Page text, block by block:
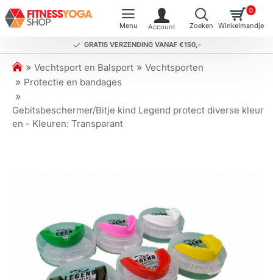
GRATIS VERZENDING VANAF €150,-
0
h
o
e
Vechtsport en Balsport
Vechtsporten
Protectie en bandages
Gebitsbeschermer/Bitje kind Legend protect diverse kleur
en - Kleuren: Transparant